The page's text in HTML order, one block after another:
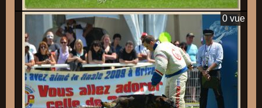
0 vue